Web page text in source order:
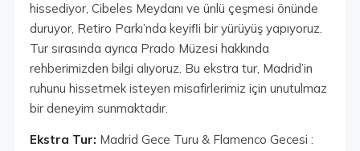
hissediyor, Cibeles Meydanı ve ünlü çeşmesi önünde
duruyor, Retiro Parkı’nda keyifli bir yürüyüş yapıyoruz.
Tur sırasında ayrıca Prado Müzesi hakkında
rehberimizden bilgi alıyoruz. Bu ekstra tur, Madrid’in
ruhunu hissetmek isteyen misafirlerimiz için unutulmaz
bir deneyim sunmaktadır.
Ekstra Tur: Madrid Gece Turu & Flamenco Gecesi :